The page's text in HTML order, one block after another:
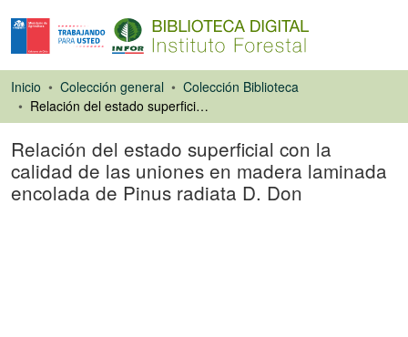
Inicio Colección general
Colección Biblioteca
Relación del estado superficial con la calidad de las uniones en madera laminada encolada de Pinus radiata D. Don
Relación del estado superficial con la
calidad de las uniones en madera laminada
encolada de Pinus radiata D. Don